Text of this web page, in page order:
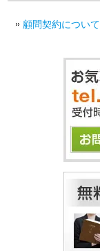
顧問契約について